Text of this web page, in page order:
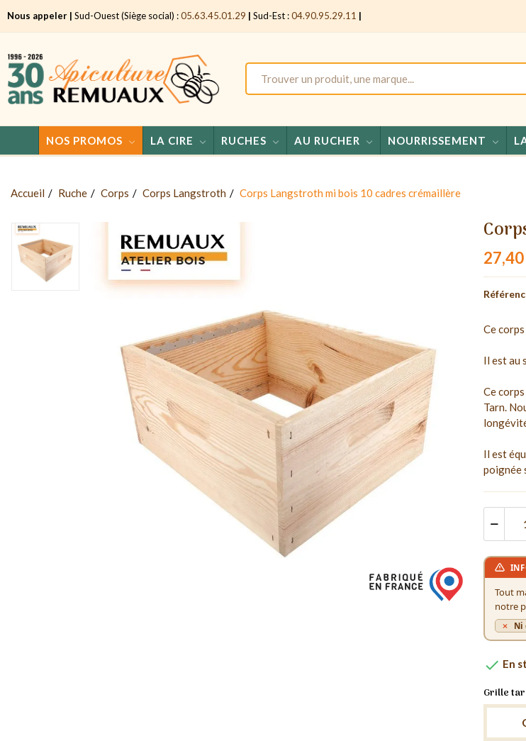
Nous appeler | Sud-Ouest (Siège social) :05.63.45.01.29 | Sud-Est :04.90.95.29.11 |
NOS PROMOS LA CIRE RUCHES AU RUCHER NOURRISSEMENT
Accueil Ruche Corps Corps Langstroth Corps Langstroth mi bois 10 cadres crémaillère
Ce
Il est au
Ce
Tarn.
Il est
poignée
Tout
notre
Ni
 En
Grille